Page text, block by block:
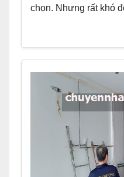
chọn. Nhưng rất khó